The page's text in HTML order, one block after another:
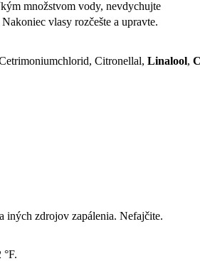
množstvom vody, nevdychujte
vlasy rozčešte a upravte.
Citronellal, Linalool,
iných zdrojov zapálenia. Nefajčite.